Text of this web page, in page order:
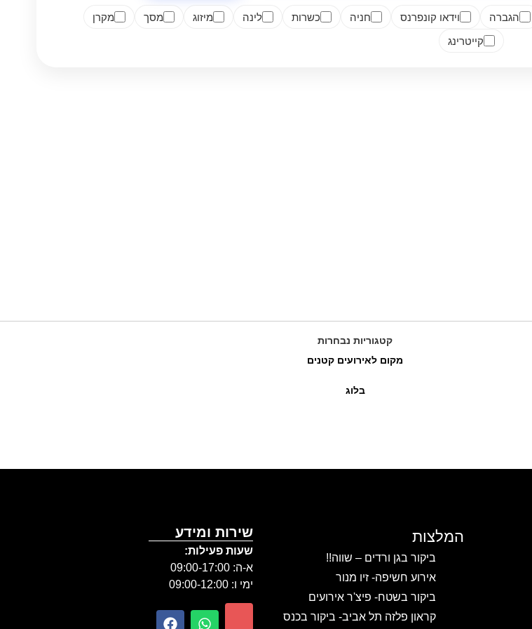
הגברה וידאו קונפרנס חניה כשרות לינה מיזוג מסך
מקרן
קייטרינג
קטגוריות נבחרות
מקום לאירועים קטנים
בלוג
המלצות
ביקור בגן ורדים – שווה!!
אירוע חשיפה- זיו מנור
ביקור בשטח- פיצ'ר אירועים
קראון פלזה תל אביב- ביקור בכנס
שירות ומידע
שעות פעילות:
א-ה: 09:00-17:00
ימי ו: 09:00-12:00